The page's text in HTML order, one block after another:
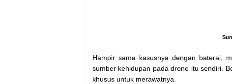
Hampir sama kasusnya dengan baterai,
sumber kehidupan pada drone itu sendiri.
khusus untuk merawatnya.